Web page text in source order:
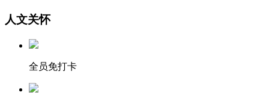
人文关怀
全员免打卡